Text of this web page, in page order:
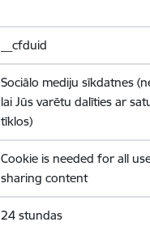
__cfduid
Sociālo mediju sīkdatnes
lai Jūs varētu dalīties ar
tīklos)
Cookie is needed for all
sharing content
24 stundas